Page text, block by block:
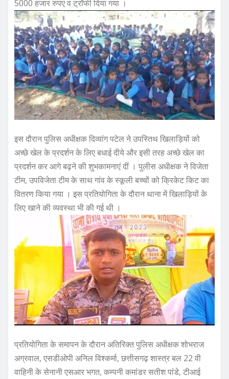
5000 हजार रुपए व ट्रॉफी दिया गया ।
इस दौरान पुलिस अधीक्षक दिव्यांग पटेल ने उपस्तिथ खिलाड़ियों को
अच्छे खेल के प्रदर्शन के लिए बधाई दीये और इसी तरह अच्छे खेल का
प्रदर्शन कर आगे बढ़ने की शुभकामनाएं दीं । पुलीस अधीक्षक ने विजेता
टीम, उपविजेता टीम के साथ गांव के स्कूली बच्चों को क्रिकेट किट का
वितरण किया गया । इस प्रतियोगिता के दौरान थाना में खिलाड़ियों के
लिए खाने की व्यवस्था भी की गई थी ।
प्रतियोगिता के समापन के दौरान अतिरिक्त पुलिस अधीक्षक शोभराज
अग्रवाल, एसडीओपी अनिल विश्कर्मा, छत्तीसगढ़ शास्त्र बल 22 वी
वाहिनी के सेनानी एसआर भगत, कम्पनी कमांडर सतीश पांडे, टीआई